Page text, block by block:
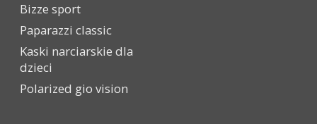
Bizze sport
Paparazzi classic
Kaski narciarskie dla
dzieci
Polarized gio vision